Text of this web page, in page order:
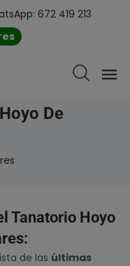
672 419 213
De
Tanatorio Hoyo
de las últimas